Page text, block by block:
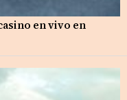
en vivo en